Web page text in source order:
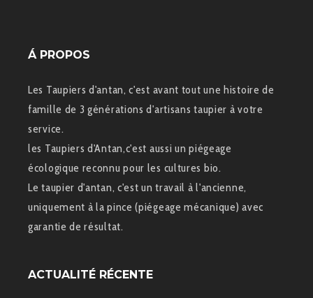
Á PROPOS
Les Taupiers d'antan, c'est avant tout une histoire de
famille de 3 générations d'artisans taupier à votre
service.
les Taupiers d'Antan,c'est aussi un piégeage
écologique reconnu pour les cultures bio.
Le taupier d'antan, c'est un travail à l'ancienne,
uniquement à la pince (piégeage mécanique) avec
garantie de résultat.
ACTUALITÉ RÉCENTE